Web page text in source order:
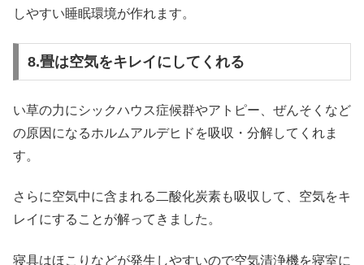
しやすい睡眠環境が作れます。
8.畳は空気をキレイにしてくれる
い草の力にシックハウス症候群やアトピー、ぜんそくなど
の原因になるホルムアルデヒドを吸収・分解してくれま
す。
さらに空気中に含まれる二酸化炭素も吸収して、空気をキ
レイにすることが解ってきました。
寝具はほこりなどが発生しやすいので空気清浄機を寝室に